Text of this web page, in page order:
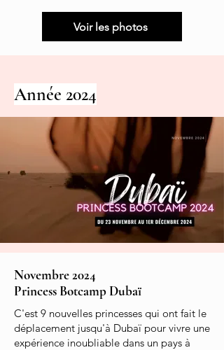
Voir les photos
Année 2024
Novembre 2024
Princess Botcamp Dubaï
C'est 9 nouvelles princesses qui ont fait le
déplacement jusqu'à Dubaï pour vivre une
expérience inoubliable dans un pays à